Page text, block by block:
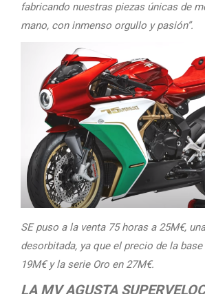
fabricando nuestras piezas únicas de
mano, con inmenso orgullo y pasión”.
SE puso a la venta 75 horas a 25M€,
desorbitada, ya que el precio de la
19M€ y la serie Oro en 27M€.
LA MV AGUSTA